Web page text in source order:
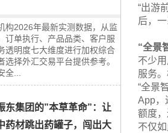
构2026年最新实测数据，从监
订单执行、产品品类、客户服
透明度七大维度进行加权综合
选择外汇交易平台提供参考。
全...
东集团的”本草革命”：让
药材跳出药罐子，闯出大
“出游
后，
“全景
不少
服务
“全景
App，
额度
不仅